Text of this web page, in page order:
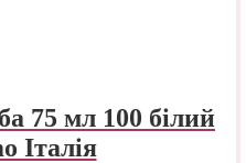
75 мл 100 білий
Італія